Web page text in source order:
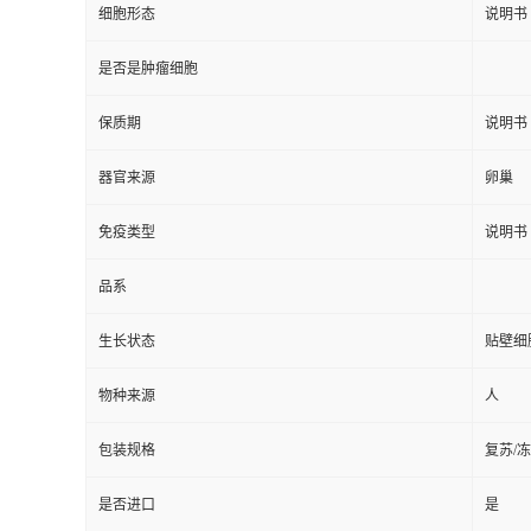
细胞形态 说明书
是否是肿瘤细胞
保质期 说明书
器官来源 卵巢
免疫类型 说明书
品系
生长状态 贴壁细
物种来源 人
包装规格 复苏/
是否进口 是